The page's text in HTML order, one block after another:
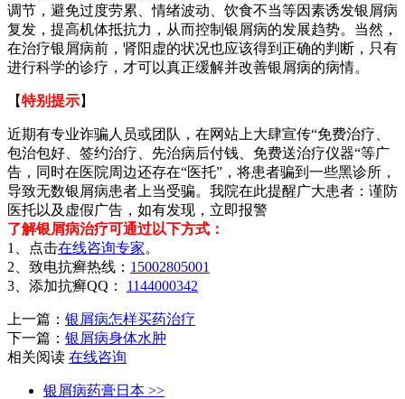
调节，避免过度劳累、情绪波动、饮食不当等因素诱发银屑病
复发，提高机体抵抗力，从而控制银屑病的发展趋势。当然，
在治疗银屑病前，肾阳虚的状况也应该得到正确的判断，只有
进行科学的诊疗，才可以真正缓解并改善银屑病的病情。
【特别提示】
近期有专业诈骗人员或团队，在网站上大肆宣传“免费治疗、
包治包好、签约治疗、先治病后付钱、免费送治疗仪器“等广
告，同时在医院周边还存在“医托”，将患者骗到一些黑诊所，
导致无数银屑病患者上当受骗。我院在此提醒广大患者：谨防
医托以及虚假广告，如有发现，立即报警
了解银屑病治疗可通过以下方式：
1、点击在线咨询专家。
2、致电抗癣热线： 15002805001
3、添加抗癣QQ： 1144000342
上一篇： 银屑病怎样买药治疗
下一篇： 银屑病身体水肿
相关阅读 在线咨询
银屑病药膏日本 >>